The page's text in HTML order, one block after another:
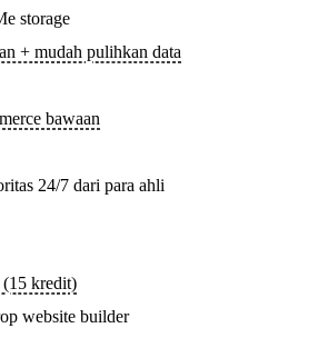
storage
+ mudah pulihkan data
bawaan
24/7 dari para ahli
kredit)
website builder